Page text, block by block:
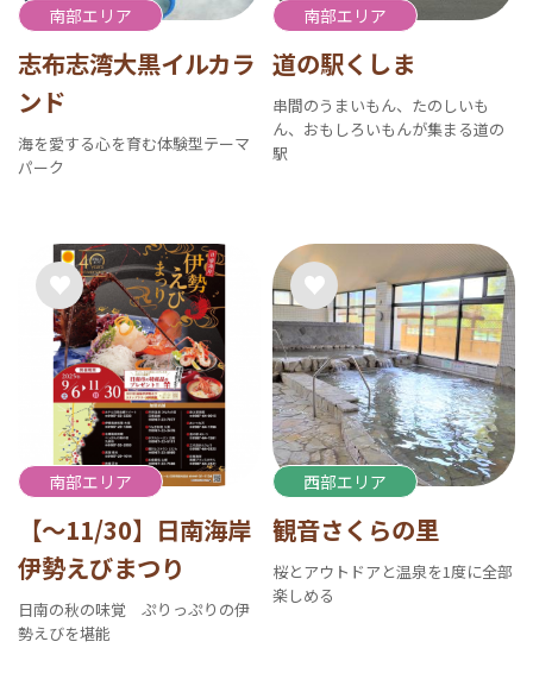
南部エリア
志布志湾大黒イルカラ
ンド
海を愛する心を育む体験型テーマ
パーク
南部エリア
道の駅くしま
串間のうまいもん、たのしいも
ん、おもしろいもんが集まる道の
駅
南部エリア
【～11/30】日南海岸
伊勢えびまつり
日南の秋の味覚 ぷりっぷりの伊
勢えびを堪能
西部エリア
観音さくらの里
桜とアウトドアと温泉を1度に全部
楽しめる